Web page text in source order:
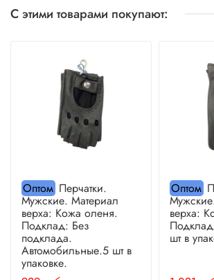
С этими товарами покупают:
ОптомПерчатки.
Мужские. Материал
верха: Кожа оленя.
Подклад: Без
подклада.
Автомобильные.5 шт в
упаковке.
Оптом
верха:
шт в